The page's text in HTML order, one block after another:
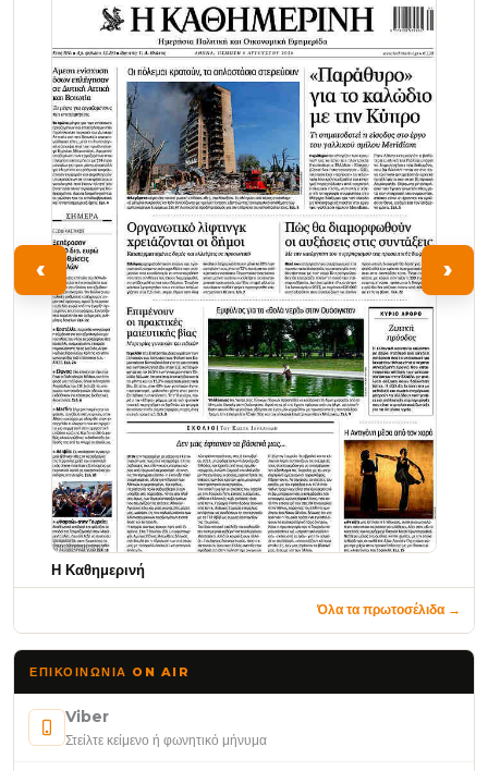
‹
Η Καθημερινή
›
Όλα τα πρωτοσέλιδα →
ΕΠΙΚΟΙΝΩΝΊΑ ON AIR
Viber
Στείλτε κείμενο ή φωνητικό μήνυμα